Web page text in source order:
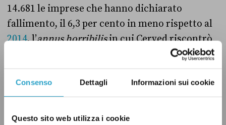
Consenso Dettagli Informazioni sui cookie
Questo sito web utilizza i cookie
14.681 le imprese che hanno dichiarato
fallimento, il 6,3 per cento in meno rispetto al
2014, l’annus horribilisin cui Cerved riscontrò
un “incremento del 10,7 per cento rispetto al
record negativo del 2013”. Se dunque il totale
dei fallimenti del 2015 ha segnato
un’inversione positiva, bisogna pur sempre
sottolineare che è “quasi il doppio rispetto ai